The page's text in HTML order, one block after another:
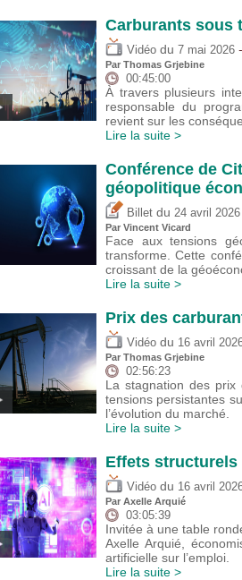
Carburants sous
Vidéo du 7 mai 2026
Par Thomas Grjebine
00:45:00
À travers plusieurs
responsable du
revient sur les
Lire la suite >
Conférence de
géopolitique
Billet du 24 avril 2026
Par Vincent Vicard
Face aux tensions
transforme. Cette
croissant de la
Lire la suite >
Prix des
Vidéo du 16 avril
Par Thomas Grjebine
02:56:23
La stagnation des
tensions persistantes
l’évolution du marché.
Lire la suite >
Effets structurels
Vidéo du 16 avril
Par Axelle Arquié
03:05:39
Invitée à une table
Axelle Arquié,
artificielle sur l’emploi.
Lire la suite >